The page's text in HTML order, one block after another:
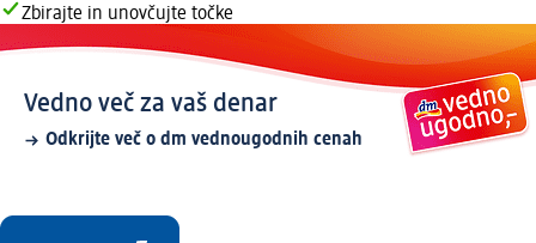
Zbirajte in unovčujte točke
Vedno več za vaš denar
Odkrijte več o dm vednougodnih cenah